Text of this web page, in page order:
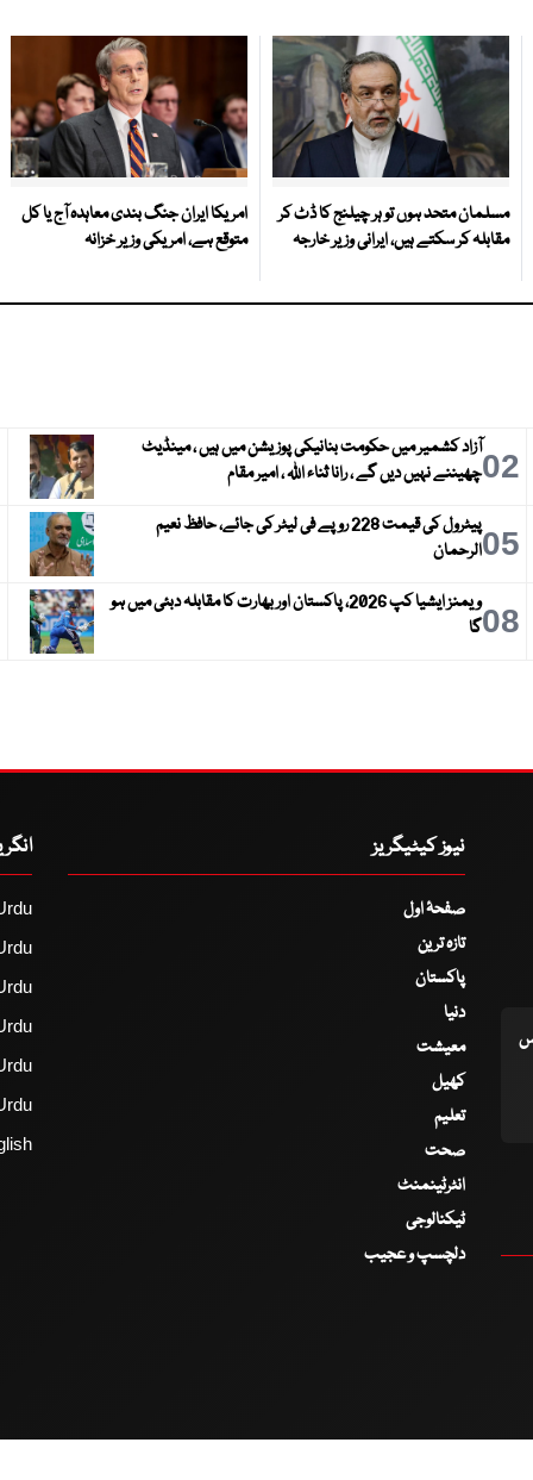
مسلمان متحد ہوں تو ہر چیلنج کا ڈٹ کر
مقابلہ کر سکتے ہیں، ایرانی وزیر خارجہ
امریکا ایران جنگ بندی معاہدہ آج یا کل
متوقع ہے، امریکی وزیر خزانہ
02آزاد کشمیر میں حکومت بنانیکی پوزیشن میں ہیں ، مینڈیٹ
چھیننے نہیں دیں گے ، رانا ثناء اللہ ، امیر مقام
05
پیٹرول کی قیمت 228 روپے فی لیٹر کی جائے، حافظ نعیم
الرحمان
08
ویمنز ایشیا کپ 2026، پاکستان اور بھارت کا مقابلہ دبئی میں ہو
گا
نیوز کیٹیگریز
صفحۂ اول
تازہ ترین
پاکستان
دنیا
معیشت
کھیل
تعلیم
صحت
انٹرٹینمنٹ
ٹیکنالوجی
دلچسپ و عجیب